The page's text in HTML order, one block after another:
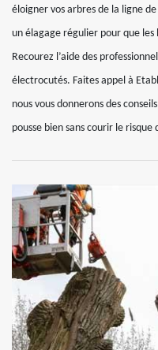
éloigner vos arbres de la ligne
un élagage régulier pour que
Recourez l’aide des
électrocutés. Faites appel à
nous vous donnerons des
pousse bien sans courir le